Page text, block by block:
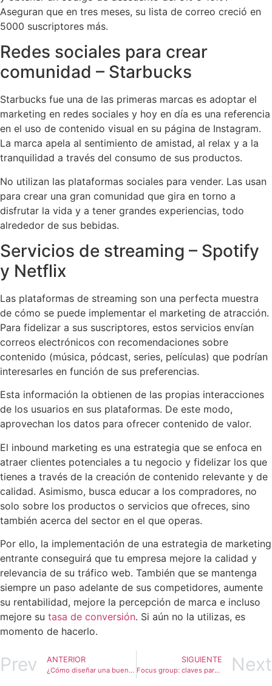
Aseguran que en tres meses, su lista de correo creció en
5000 suscriptores más.
Redes sociales para crear
comunidad – Starbucks
Starbucks fue una de las primeras marcas es adoptar el
marketing en redes sociales y hoy en día es una referencia
en el uso de contenido visual en su página de Instagram.
La marca apela al sentimiento de amistad, al relax y a la
tranquilidad a través del consumo de sus productos.
No utilizan las plataformas sociales para vender. Las usan
para crear una gran comunidad que gira en torno a
disfrutar la vida y a tener grandes experiencias, todo
alrededor de sus bebidas.
Servicios de streaming – Spotify
y Netflix
Las plataformas de streaming son una perfecta muestra
de cómo se puede implementar el marketing de atracción.
Para fidelizar a sus suscriptores, estos servicios envían
correos electrónicos con recomendaciones sobre
contenido (música, pódcast, series, películas) que podrían
interesarles en función de sus preferencias.
Esta información la obtienen de las propias interacciones
de los usuarios en sus plataformas. De este modo,
aprovechan los datos para ofrecer contenido de valor.
El inbound marketing es una estrategia que se enfoca en
atraer clientes potenciales a tu negocio y fidelizar los que
tienes a través de la creación de contenido relevante y de
calidad. Asimismo, busca educar a los compradores, no
solo sobre los productos o servicios que ofreces, sino
también acerca del sector en el que operas.
Por ello, la implementación de una estrategia de marketing
entrante conseguirá que tu empresa mejore la calidad y
relevancia de su tráfico web. También que se mantenga
siempre un paso adelante de sus competidores, aumente
su rentabilidad, mejore la percepción de marca e incluso
mejore su tasa de conversión. Si aún no la utilizas, es
momento de hacerlo.
Prev ANTERIOR
¿Cómo diseñar una buena campaña de email marketing?
SIGUIENTE
Focus group: claves para diseñarlo correctamente Next